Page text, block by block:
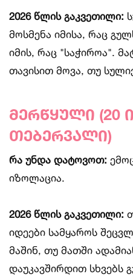
2026 წლის გაკვეთილი:
მოსმენა იმისა, რაც
იმის, რაც "საჭიროა".
თავისით მოვა, თუ
მერწყული (20
თებერვალი)
რა უნდა დატოვოთ:
იზოლაცია.
2026 წლის გაკვეთილი:
იდეები სამყაროს
მაშინ, თუ მათში
დაუკავშირდით სხვებს